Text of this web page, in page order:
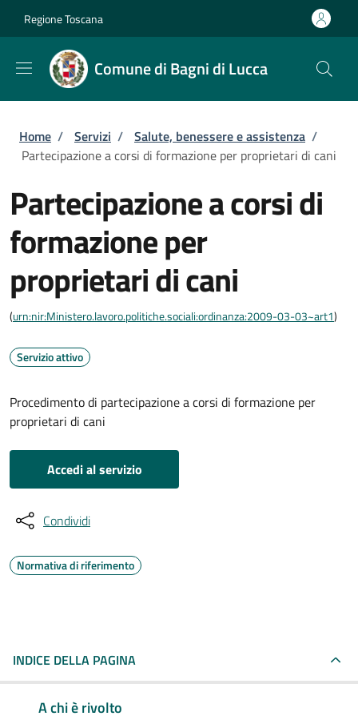
Regione Toscana
Comune di Bagni di Lucca
Briciole di pane
Home / Servizi / Salute, benessere e assistenza /
Partecipazione a corsi di formazione per proprietari di cani
Partecipazione a corsi di
formazione per
proprietari di cani
(urn:nir:Ministero.lavoro.politiche.sociali:ordinanza:2009-03-03~art1)
Servizio attivo
Procedimento di partecipazione a corsi di formazione per
proprietari di cani
Accedi al servizio
Condividi
Normativa di riferimento
INDICE DELLA PAGINA
A chi è rivolto